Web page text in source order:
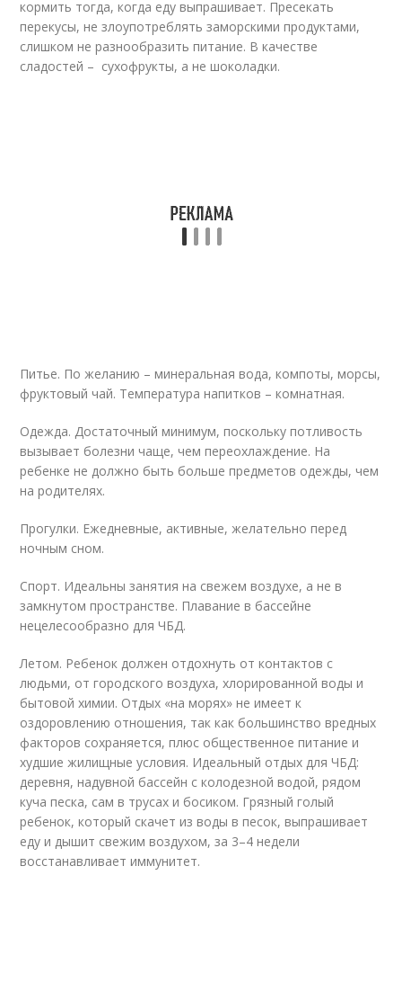
кормить тогда, когда еду выпрашивает. Пресекать
перекусы, не злоупотреблять заморскими продуктами,
слишком не разнообразить питание. В качестве
сладостей – ­ сухофрукты, а не шоколадки.
Питье. По желанию – минеральная вода, компоты, морсы,
фруктовый чай. Температура напитков – комнатная.
Одежда. Достаточный минимум, поскольку потливость
вызывает болезни чаще, чем переохлаждение. На
ребенке не должно быть больше предметов одежды, чем
на родителях.
Прогулки. Ежедневные, активные, желательно перед
ночным сном.
Спорт. Идеальны занятия на свежем воздухе, а не в
замкнутом пространстве. Плавание в бассейне
нецелесообразно для ЧБД.
Летом. Ребенок должен отдохнуть от контактов с
людьми, от городского воздуха, хлорированной воды и
бытовой химии. Отдых «на морях» не имеет к
оздоровлению отношения, так как большинство вредных
факторов сохраняется, плюс общественное питание и
худшие жилищные условия. Идеальный отдых для ЧБД:
деревня, надувной бассейн с колодезной водой, рядом
куча песка, сам в трусах и босиком. Грязный голый
ребенок, который скачет из воды в песок, выпрашивает
еду и дышит свежим воздухом, за 3–4 недели
восстанавливает иммунитет.